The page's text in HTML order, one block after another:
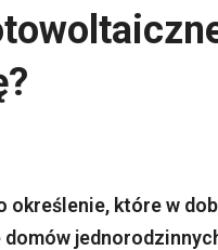
określenie, które w